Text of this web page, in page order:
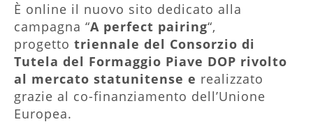
È online il nuovo sito dedicato alla
campagna “A perfect pairing“,
progetto triennale del Consorzio di
Tutela del Formaggio Piave DOP rivolto
al mercato statunitense e realizzato
grazie al co-finanziamento dell’Unione
Europea.